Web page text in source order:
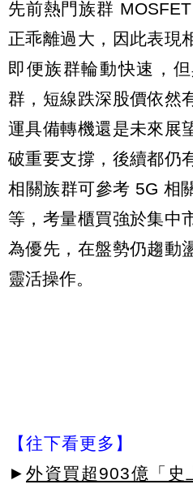
先前熱門族群
正乖離過大，因此表現
即便族群輪動快速，
群，短線跌深股價依然
運具備轉機還是未來展
破重要支撐，後續都仍
相關族群可參考 5G 相
等，考量櫃買強於集中
為優先，在盤勢仍趨動
靈活操作。
【往下看更多】
► 外資買超903億「史